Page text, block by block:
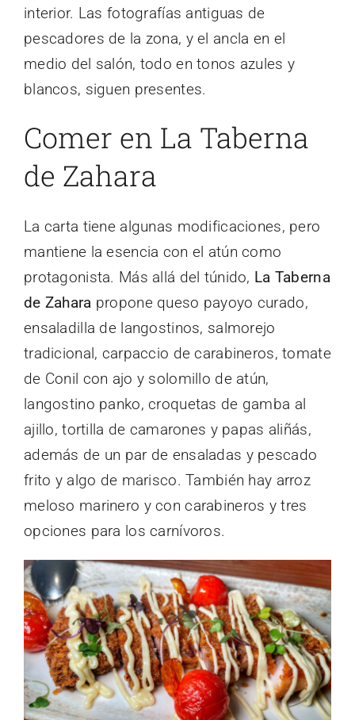
interior. Las fotografías antiguas de
pescadores de la zona, y el ancla en el
medio del salón, todo en tonos azules y
blancos, siguen presentes.
Comer en La Taberna
de Zahara
La carta tiene algunas modificaciones, pero
mantiene la esencia con el atún como
protagonista. Más allá del túnido, La Taberna
de Zahara propone queso payoyo curado,
ensaladilla de langostinos, salmorejo
tradicional, carpaccio de carabineros, tomate
de Conil con ajo y solomillo de atún,
langostino panko, croquetas de gamba al
ajillo, tortilla de camarones y papas aliñás,
además de un par de ensaladas y pescado
frito y algo de marisco. También hay arroz
meloso marinero y con carabineros y tres
opciones para los carnívoros.